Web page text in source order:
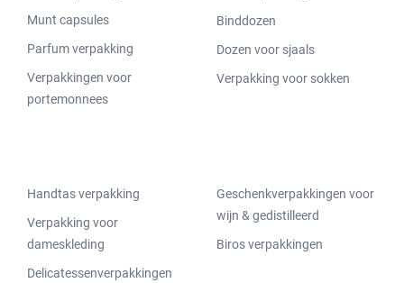
Munt capsules
Parfum verpakking
Verpakkingen voor
portemonnees
Binddozen
Dozen voor sjaals
Verpakking voor sokken
Handtas verpakking
Verpakking voor
dameskleding
Delicatessenverpakkingen
Geschenkverpakkingen voor
wijn & gedistilleerd
Biros verpakkingen